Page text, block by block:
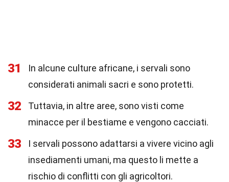
31
In alcune culture africane, i servali sono
considerati animali sacri e sono protetti.
32
Tuttavia, in altre aree, sono visti come
minacce per il bestiame e vengono cacciati.
33
I servali possono adattarsi a vivere vicino agli
insediamenti umani, ma questo li mette a
rischio di conflitti con gli agricoltori.